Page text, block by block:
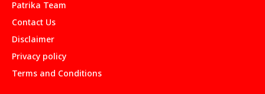
Patrika Team
Contact Us
Disclaimer
Privacy policy
Terms and Conditions